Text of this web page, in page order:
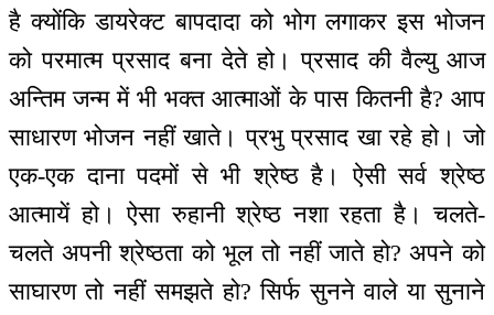
है क्योंकि डायरेक्ट बापदादा को भोग लगाकर इस भोजन
को परमात्म प्रसाद बना देते हो। प्रसाद की वैल्यु आज
अन्तिम जन्म में भी भक्त आत्माओं के पास कितनी है? आप
साधारण भोजन नहीं खाते। प्रभु प्रसाद खा रहे हो। जो
एक-एक दाना पदमों से भी श्रेष्ठ है। ऐसी सर्व श्रेष्ठ
आत्मायें हो। ऐसा रुहानी श्रेष्ठ नशा रहता है। चलते-
चलते अपनी श्रेष्ठता को भूल तो नहीं जाते हो? अपने को
साघारण तो नहीं समझते हो? सिर्फ सुनने वाले या सुनाने